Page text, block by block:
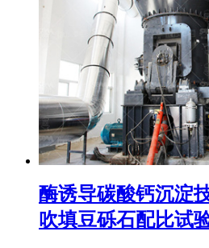
酶诱导碳酸钙沉淀
吹填豆砾石配比试